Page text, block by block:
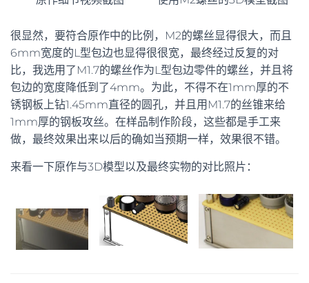
很显然，要符合原作中的比例，M2的螺丝显得很大，而且
6mm宽度的L型包边也显得很很宽，最终经过反复的对
比，我选用了M1.7的螺丝作为L型包边零件的螺丝，并且将
包边的宽度降低到了4mm。为此，不得不在1mm厚的不
锈钢板上钻1.45mm直径的圆孔，并且用M1.7的丝锥来给
1mm厚的钢板攻丝。在样品制作阶段，这些都是手工来
做，最终效果出来以后的确如当预期一样，效果很不错。
来看一下原作与3D模型以及最终实物的对比照片：